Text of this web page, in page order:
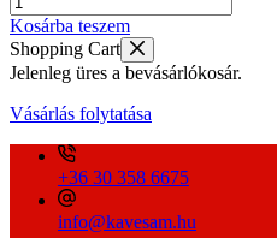
Kosárba teszem
Shopping Cart
Jelenleg üres a bevásárlókosár.
Vásárlás folytatása
+36 30 358 6675
info@kavesam.hu